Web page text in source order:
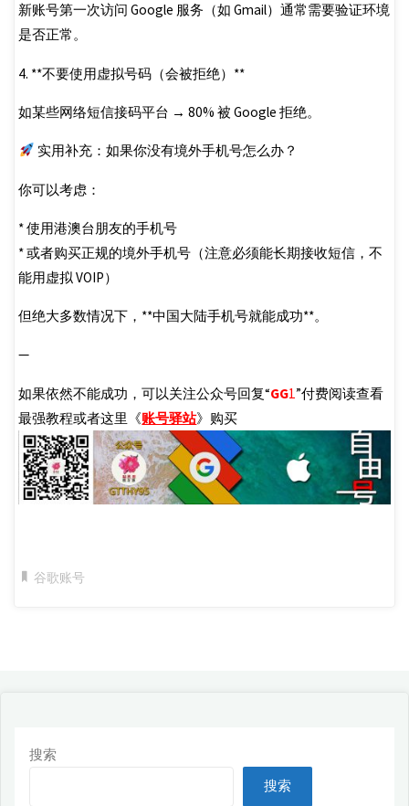
新账号第一次访问 Google 服务（如 Gmail）通常需要验证环境
是否正常。
4. **不要使用虚拟号码（会被拒绝）**
如某些网络短信接码平台 → 80% 被 Google 拒绝。
实用补充：如果你没有境外手机号怎么办？
你可以考虑：
* 使用港澳台朋友的手机号
* 或者购买正规的境外手机号（注意必须能长期接收短信，不
能用虚拟 VOIP）
但绝大多数情况下，**中国大陆手机号就能成功**。
—
如果依然不能成功，可以关注公众号回复“GG1”付费阅读查看
最强教程或者这里《账号驿站》购买
谷歌账号
搜索
搜索